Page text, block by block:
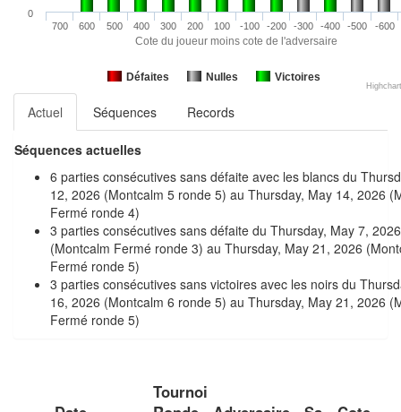
Cote du joueur moins cote de l'adversaire
Défaites Nulles Victoires
700 600 500 400 300 200 100 -100 -200 -300 -400 -500 -600
0
Actuel Séquences Records
Séquences actuelles
6 parties consécutives sans défaite avec les blancs du
12, 2026 (Montcalm 5 ronde 5) au Thursday, May 14, 2026
Fermé ronde 4)
3 parties consécutives sans défaite du Thursday, May 7, 2026
(Montcalm Fermé ronde 3) au Thursday, May 21, 2026
Fermé ronde 5)
3 parties consécutives sans victoires avec les noirs du
16, 2026 (Montcalm 6 ronde 5) au Thursday, May 21, 2026
Fermé ronde 5)
Tournoi